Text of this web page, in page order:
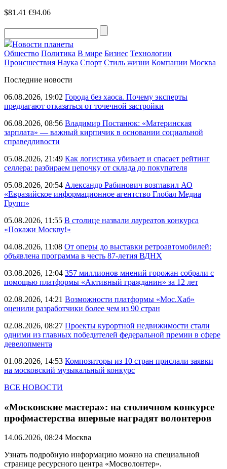
$81.41 €94.06
Новости планеты
Общество Политика В мире Бизнес Технологии
Происшествия Наука Спорт Стиль жизни Компании Москва
Последние новости
06.08.2026, 19:02 Города без хаоса. Почему эксперты
предлагают отказаться от точечной застройки
06.08.2026, 08:56 Владимир Постанюк: «Материнская
зарплата» — важный кирпичик в основании социальной
справедливости
05.08.2026, 21:49 Как логистика убивает и спасает рейтинг
селлера: разбираем цепочку от склада до покупателя
05.08.2026, 20:54 Александр Рабинович возглавил АО
«Евразийское информационное агентство Глобал Медиа
Групп»
05.08.2026, 11:55 В столице назвали лауреатов конкурса
«Покажи Москву!»
04.08.2026, 11:08 От оперы до выставки ретроавтомобилей:
объявлена программа в честь 87-летия ВДНХ
03.08.2026, 12:04 357 миллионов мнений горожан собрали с
помощью платформы «Активный гражданин» за 12 лет
02.08.2026, 14:21 Возможности платформы «Мос.Хаб»
оценили разработчики более чем из 90 стран
02.08.2026, 08:27 Проекты курортной недвижимости стали
одними из главных победителей федеральной премии в сфере
девелопмента
01.08.2026, 14:53 Композиторы из 10 стран прислали заявки
на московский музыкальный конкурс
ВСЕ НОВОСТИ
«Московские мастера»: на столичном конкурсе
профмастерства впервые наградят волонтеров
14.06.2026, 08:24 Москва
Узнать подробную информацию можно на специальной
странице ресурсного центра «Мосволонтер».